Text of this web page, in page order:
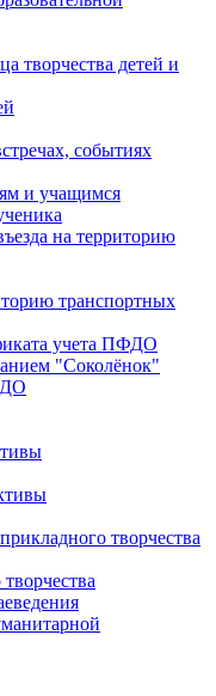
творчества детей и
событиях
и учащимся
на территорию
транспортных
учета ПФДО
"Соколёнок"
творчества